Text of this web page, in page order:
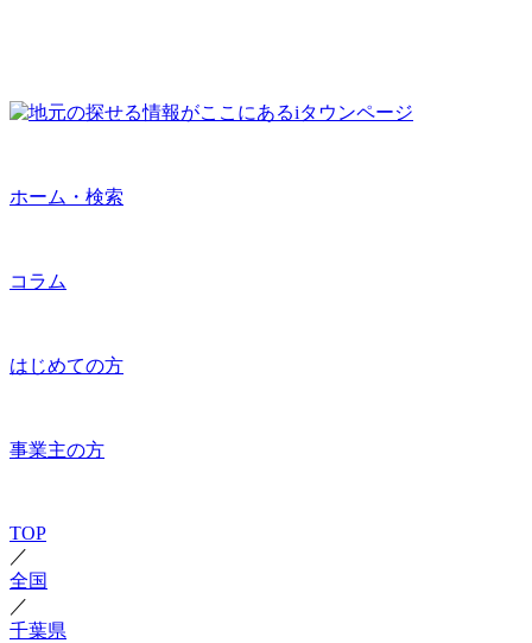
ホーム・検索
コラム
はじめての方
事業主の方
TOP
／
全国
／
千葉県